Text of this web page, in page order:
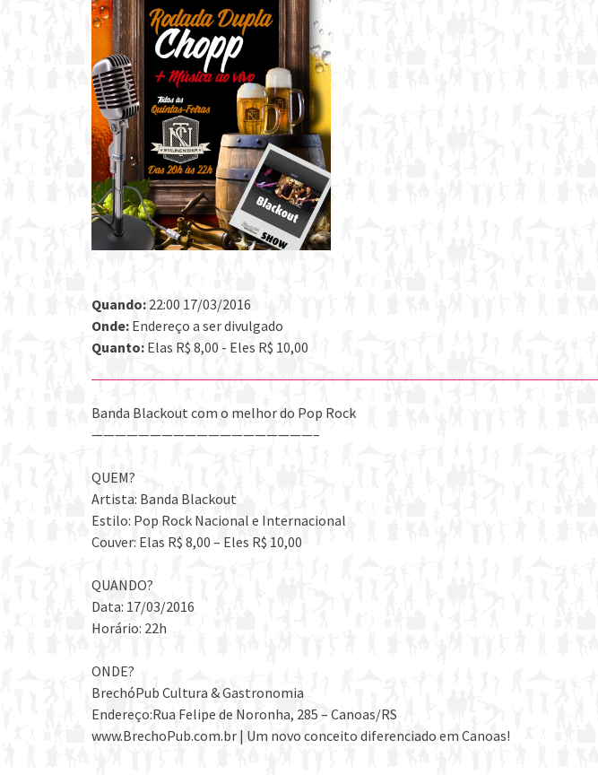
Quando: 22:00 17/03/2016
Onde: Endereço a ser divulgado
Quanto: Elas R$ 8,00 - Eles R$ 10,00
Banda Blackout com o melhor do Pop Rock
———————————————————–
QUEM?
Artista: Banda Blackout
Estilo: Pop Rock Nacional e Internacional
Couver: Elas R$ 8,00 – Eles R$ 10,00
QUANDO?
Data: 17/03/2016
Horário: 22h
ONDE?
BrechóPub Cultura & Gastronomia
Endereço:Rua Felipe de Noronha, 285 – Canoas/RS
www.BrechoPub.com.br | Um novo conceito diferenciado em Canoas!